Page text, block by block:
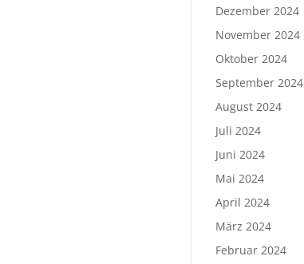
Dezember 2024
November 2024
Oktober 2024
September 2024
August 2024
Juli 2024
Juni 2024
Mai 2024
April 2024
März 2024
Februar 2024